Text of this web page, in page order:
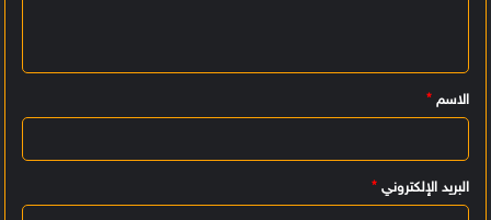
ي
ق
الاسم *
البريد الإلكتروني *